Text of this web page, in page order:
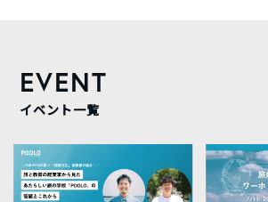
EVENT
イベント一覧